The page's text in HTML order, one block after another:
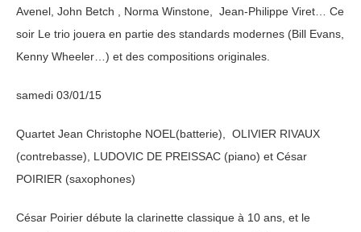
Avenel, John Betch , Norma Winstone, Jean-Philippe Viret… Ce
soir Le trio jouera en partie des standards modernes (Bill Evans,
Kenny Wheeler…) et des compositions originales.
samedi 03/01/15
Quartet Jean Christophe NOEL(batterie), OLIVIER RIVAUX
(contrebasse), LUDOVIC DE PREISSAC (piano) et César
POIRIER (saxophones)
César Poirier débute la clarinette classique à 10 ans, et le